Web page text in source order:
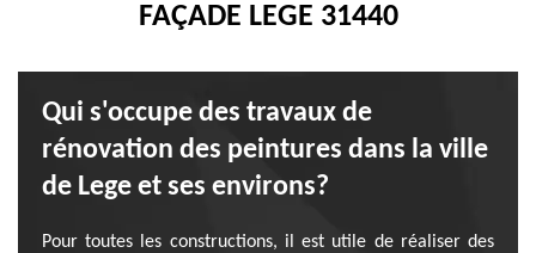
FAÇADE LEGE 31440
Qui s'occupe des travaux de
rénovation des peintures dans la ville
de Lege et ses environs?
Pour toutes les constructions, il est utile de réaliser des